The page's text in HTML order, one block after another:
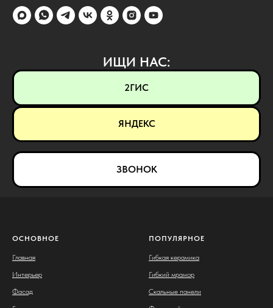
ИЩИ НАС:
2ГИС
ЯНДЕКС
ЗВОНОК
ОСНОВНОЕ
Главная
Интерьер
Фасад
ПОПУЛЯРНОЕ
Гибкая керамика
Гибкий мрамор
Скальные панели